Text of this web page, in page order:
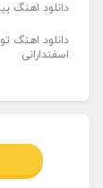
دانلود اهنگ
دانلود اهنگ
اسفندارانی